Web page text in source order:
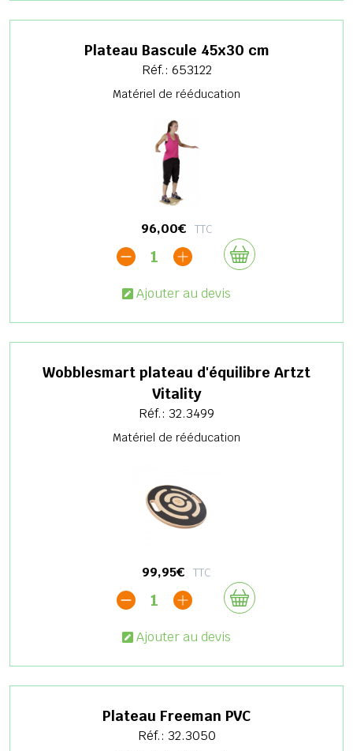
Plateau Bascule 45x30 cm
Réf.: 653122
Matériel de rééducation
96,00€ TTC
1
Ajouter au devis
Wobblesmart plateau d'équilibre Artzt
Vitality
Réf.: 32.3499
Matériel de rééducation
99,95€ TTC
1
Ajouter au devis
Plateau Freeman PVC
Réf.: 32.3050